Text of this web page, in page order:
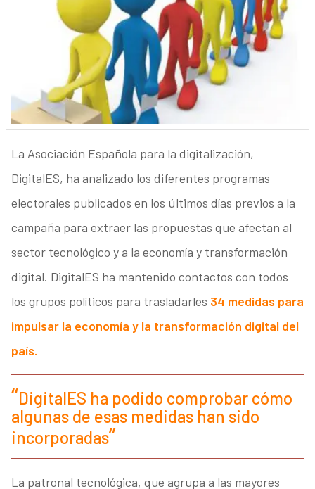
La Asociación Española para la digitalización,
DigitalES, ha analizado los diferentes programas
electorales publicados en los últimos días previos a la
campaña para extraer las propuestas que afectan al
sector tecnológico y a la economía y transformación
digital. DigitalES ha mantenido contactos con todos
los grupos políticos para trasladarles 34 medidas para
impulsar la economía y la transformación digital del
país.
DigitalES ha podido comprobar cómo
algunas de esas medidas han sido
incorporadas
La patronal tecnológica, que agrupa a las mayores